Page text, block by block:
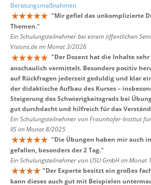
Beratungsmaßnahmen
"Mir gefiel das unkomplizierte
Themen."
Ein Schulungsteilnehmer bei einem öffentlichen
Visions.de im Monat 3/2026
"Der Dozent hat die Inhalte
anschaulich vermittelt. Besonders positiv
auf Rückfragen jederzeit geduldig und klar
der didaktische Aufbau des Kurses –
Steigerung des Schwierigkeitsgrads bei
gut durchdacht und hilfreich für das
Ein Schulungsteilnehmer von Fraunhofer-Institut
IIS im Monat 8/2025
"Die Übungen haben mir auch
gefallen, besonders der 2 Tag."
Ein Schulungsteilnehmer von USU GmbH im Monat
"Der Experte besitzt ein großes
kann dieses auch gut mit Beispielen